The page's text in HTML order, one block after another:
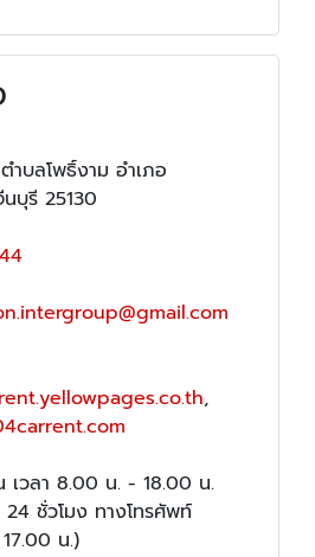
บลโพธิ์งาม อำเภอ
บุรี 25130
,
เวลา 8.00 น. - 18.00 น.
ชั่วโมง ทางโทรศัพท์
น.)